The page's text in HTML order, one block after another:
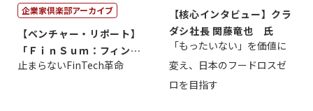
企業家倶楽部アーカイブ
【ベンチャー・リポート】
「ＦｉｎＳｕｍ：フィンテ
ック・サミッ...
止まらないFinTech革命
【核心インタビュー】クラ
ダシ社長 関藤竜也 氏
「もったいない」を価値に
変え、日本のフードロスゼ
ロを目指す